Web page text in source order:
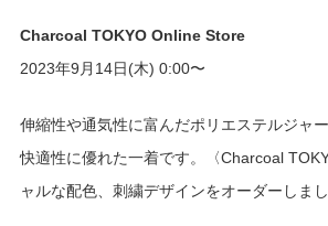
Charcoal TOKYO Online Store
2023年9月14日(木) 0:00〜
伸縮性や通気性に富んだポリエステルジャ
快適性に優れた一着です。〈Charcoal
ャルな配色、刺繍デザインをオーダーしまし